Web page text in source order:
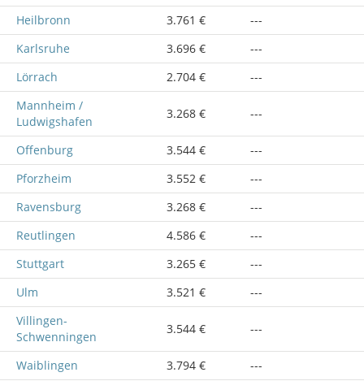
Heilbronn
3.761 €
---
Karlsruhe
3.696 €
---
Lörrach
2.704 €
---
Mannheim /
Ludwigshafen
3.268 € ---
Offenburg 3.544 €
---
Pforzheim
3.552 €
---
Ravensburg
3.268 €
---
Reutlingen
4.586 €
---
Stuttgart
3.265 €
---
Ulm
3.521 €
---
Villingen-
Schwenningen
3.544 € ---
Waiblingen 3.794 € ---